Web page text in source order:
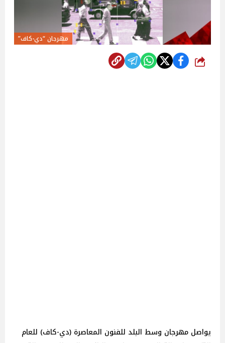
مهرجان “دي-كاف”
شارك
يواصل مهرجان وسط البلد للفنون المعاصرة (دي-كاف) للعام